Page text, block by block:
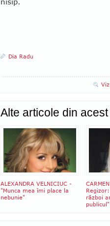
Dia Radu
Alte articole din
ALEXANDRA VELNICIUC -
"Munca mea îmi place la
nebunie"
război
publicul"